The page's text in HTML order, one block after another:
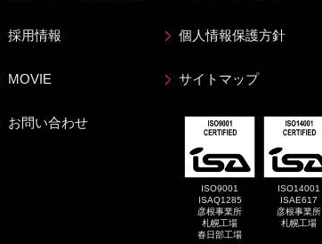
採用情報
MOVIE
お問い合わせ
個人情報保護方針
サイトマップ
ISO9001
ISAQ1285
彦根事業所
札幌工場
春日部工場
ISO14001
ISAE617
彦根事業所
札幌工場